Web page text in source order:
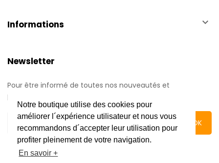
Notre boutique utilise des cookies pour
améliorer l´expérience utilisateur et nous vous
recommandons d´accepter leur utilisation pour
profiter pleinement de votre navigation.
En savoir +
Informations keyboard_arrow_down
Newsletter
Pour être informé de toutes nos nouveautés et
promotions.